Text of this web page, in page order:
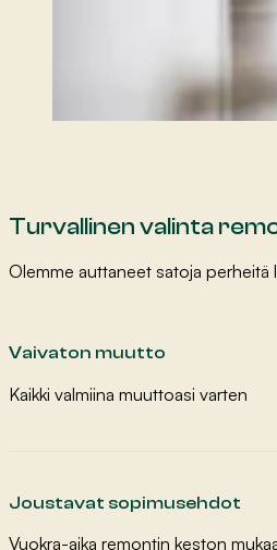
Turvallinen valinta
Olemme auttaneet satoja perheitä
Vaivaton muutto
Kaikki valmiina muuttoasi varten
Joustavat sopimusehdot
Vuokra-aika remontin keston